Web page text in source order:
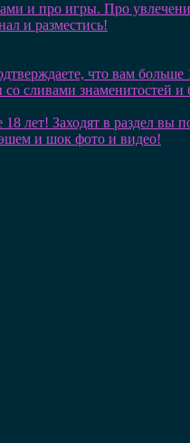
и про игры. Про
и разместись!
что вам
сливами
лет! Заходят в раздел вы
и шок фото и видео!